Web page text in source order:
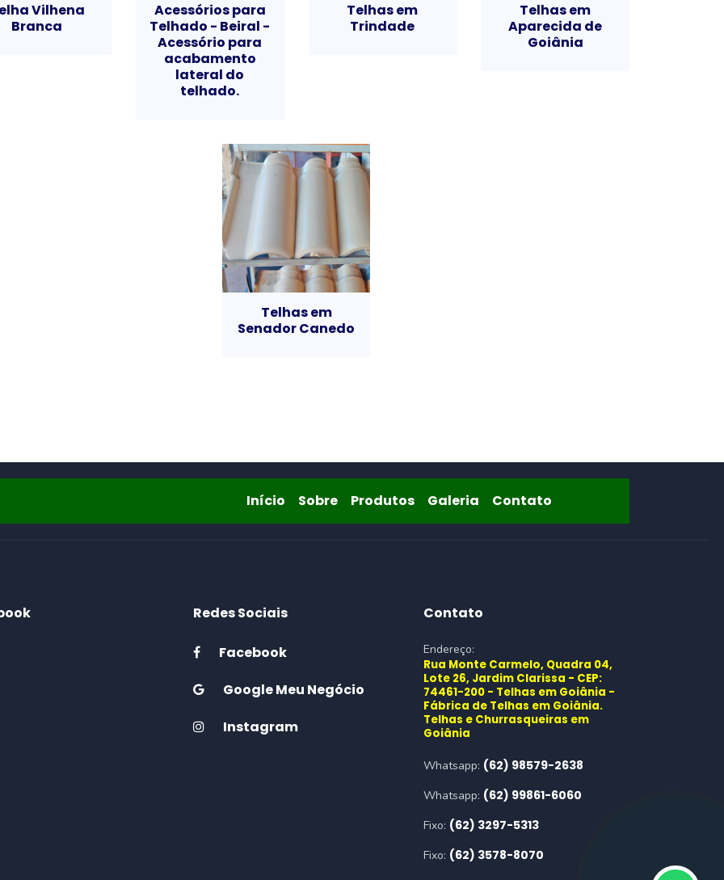
Vilhena
Branca
Acessórios para
Telhado - Beiral -
Acessório para
acabamento
lateral do
telhado.
Telhas em
Trindade
Telhas em
Aparecida de
Goiânia
Telhas em
Senador Canedo
InícioInício
SobreSobre
ProdutosProdutos
GaleriaGaleria
ContatoContato
Redes Sociais
Facebook
Google Meu Negócio
Instagram
Contato
Endereço:
Rua Monte Carmelo, Quadra 04,
Lote 26, Jardim Clarissa - CEP:
74461-200 - Telhas em Goiânia -
Fábrica de Telhas em Goiânia.
Telhas e Churrasqueiras em
Goiânia
Whatsapp: (62) 98579-2638
Whatsapp: (62) 99861-6060
Fixo: (62) 3297-5313
Fixo: (62) 3578-8070